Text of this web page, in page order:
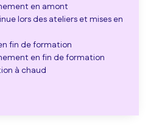
en amont
lors des ateliers et mises en
fin de formation
en fin de formation
à chaud